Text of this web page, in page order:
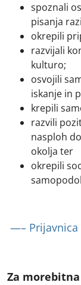
spoznali
pisanja
okrepili
razvijali
kulturo;
osvojili
iskanje in
krepili
razvili
nasploh
okolja ter
okrepili
—–
Za